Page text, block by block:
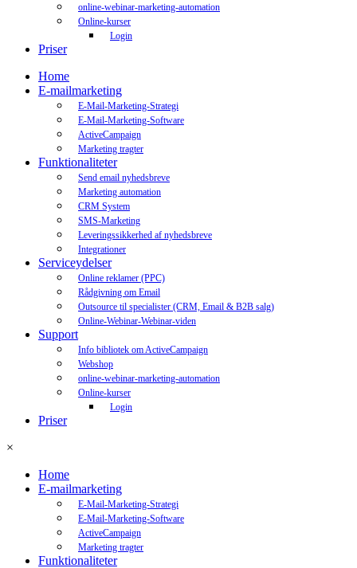
online-webinar-marketing-automation
Online-kurser
Login
Priser
Home
E-mailmarketing
E-Mail-Marketing-Strategi
E-Mail-Marketing-Software
ActiveCampaign
Marketing tragter
Funktionaliteter
Send email nyhedsbreve
Marketing automation
CRM System
SMS-Marketing
Leveringssikkerhed af nyhedsbreve
Integrationer
Serviceydelser
Online reklamer (PPC)
Rådgivning om Email
Outsource til specialister (CRM, Email & B2B salg)
Online-Webinar-Webinar-viden
Support
Info bibliotek om ActiveCampaign
Webshop
online-webinar-marketing-automation
Online-kurser
Login
Priser
×
Home
E-mailmarketing
E-Mail-Marketing-Strategi
E-Mail-Marketing-Software
ActiveCampaign
Marketing tragter
Funktionaliteter